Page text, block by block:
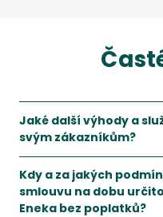
Jaké další výhody a
svým zákazníkům?
Eneka nabízí svým
Kdy a za jakých
smlouvu na dobu
Eneka bez poplatků?